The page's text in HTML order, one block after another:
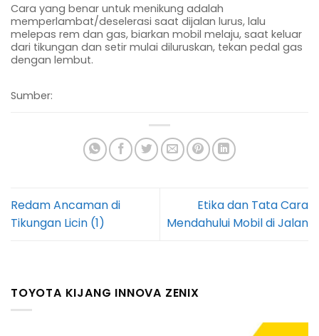
Cara yang benar untuk menikung adalah
memperlambat/deselerasi saat dijalan lurus, lalu
melepas rem dan gas, biarkan mobil melaju, saat keluar
dari tikungan dan setir mulai diluruskan, tekan pedal gas
dengan lembut.
Sumber:
Redam Ancaman di
Tikungan Licin (1)
Etika dan Tata Cara
Mendahului Mobil di Jalan
TOYOTA KIJANG INNOVA ZENIX